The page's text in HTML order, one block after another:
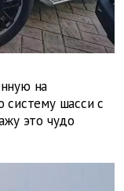
на
систему шасси с
это чудо